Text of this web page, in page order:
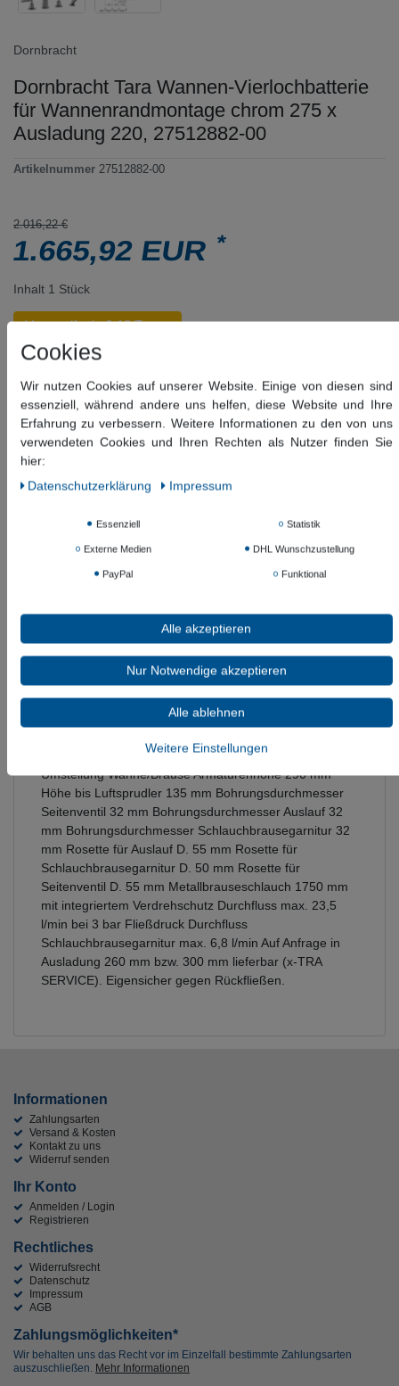
Dornbracht
Dornbracht Tara Wannen-Vierlochbatterie
für Wannenrandmontage chrom 275 x
Ausladung 220, 27512882-00
Artikelnummer 27512882-00
2.016,22 €
1.665,92 EUR*
Inhalt 1 Stück
Versandfertig 6-12 Tagen
Wunschliste
* inkl. ges. MwSt. zzgl.Versandkosten
Beschreibung
Weitere Details
Dornbracht Wannen-Vierlochbatterie für Wannenrand-
bzw. Fliesenrandmontage Ausladung 220 mm
Schlauchbrausegarnitur: Normalstrahl Auslauf: runder
Antikalk-System mit Antikalk-System automatische
Umstellung Wanne/Brause Armaturenhöhe 290 mm
Höhe bis Luftsprudler 135 mm Bohrungsdurchmesser
Seitenventil 32 mm Bohrungsdurchmesser Auslauf 32
mm Bohrungsdurchmesser Schlauchbrausegarnitur 32
mm Rosette für Auslauf D. 55 mm Rosette für
Schlauchbrausegarnitur D. 50 mm Rosette für
Seitenventil D. 55 mm Metallbrauseschlauch 1750 mm
mit integriertem Verdrehschutz Durchfluss max. 23,5
l/min bei 3 bar Fließdruck Durchfluss
Schlauchbrausegarnitur max. 6,8 l/min Auf Anfrage in
Ausladung 260 mm bzw. 300 mm lieferbar (x-TRA
SERVICE). Eigensicher gegen Rückfließen.
Informationen
Zahlungsarten
Versand & Kosten
Kontakt zu uns
Widerruf senden
Ihr Konto
Anmelden / Login
Registrieren
Rechtliches
Widerrufsrecht
Datenschutz
Impressum
AGB
Zahlungsmöglichkeiten*
Wir behalten uns das Recht vor im Einzelfall bestimmte Zahlungsarten
auszuschließen. Mehr Informationen
Cookies
Wir nutzen Cookies auf unserer Website. Einige von diesen sind
essenziell, während andere uns helfen, diese Website und Ihre
Erfahrung zu verbessern. Weitere Informationen zu den von uns
verwendeten Cookies und Ihren Rechten als Nutzer finden Sie
hier:
Daten­schutz­erklärung
Impressum
Essenziell Statistik
Externe Medien DHL Wunschzustellung
PayPal Funktional
Alle akzeptieren
Nur Notwendige akzeptieren
Alle ablehnen
Weitere Einstellungen